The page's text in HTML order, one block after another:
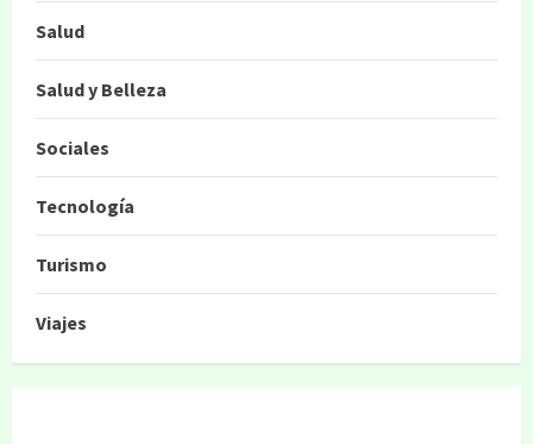
Salud
Salud y Belleza
Sociales
Tecnología
Turismo
Viajes